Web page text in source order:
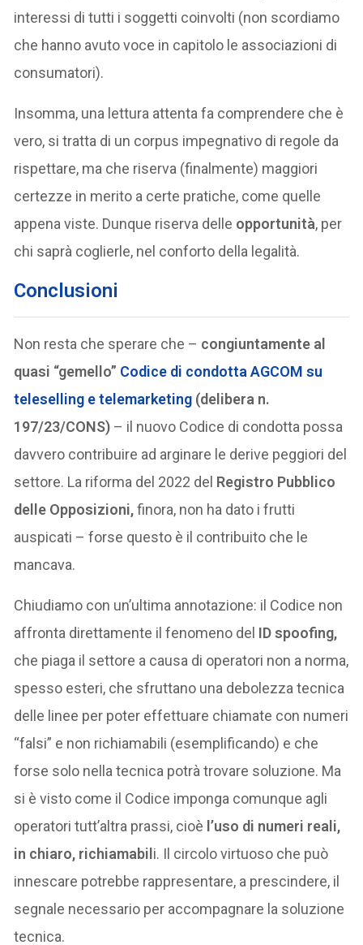
interessi di tutti i soggetti coinvolti (non scordiamo
che hanno avuto voce in capitolo le associazioni di
consumatori).
Insomma, una lettura attenta fa comprendere che è
vero, si tratta di un corpus impegnativo di regole da
rispettare, ma che riserva (finalmente) maggiori
certezze in merito a certe pratiche, come quelle
appena viste. Dunque riserva delle opportunità, per
chi saprà coglierle, nel conforto della legalità.
Conclusioni
Non resta che sperare che – congiuntamente al
quasi “gemello” Codice di condotta AGCOM su
teleselling e telemarketing (delibera n.
197/23/CONS) – il nuovo Codice di condotta possa
davvero contribuire ad arginare le derive peggiori del
settore. La riforma del 2022 del Registro Pubblico
delle Opposizioni,finora, non ha dato i frutti
auspicati – forse questo è il contribuito che le
mancava.
Chiudiamo con un’ultima annotazione: il Codice non
affronta direttamente il fenomeno del ID spoofing,
che piaga il settore a causa di operatori non a norma,
spesso esteri, che sfruttano una debolezza tecnica
delle linee per poter effettuare chiamate con numeri
“falsi” e non richiamabili (esemplificando) e che
forse solo nella tecnica potrà trovare soluzione. Ma
si è visto come il Codice imponga comunque agli
operatori tutt’altra prassi, cioè l’uso di numeri reali,
in chiaro, richiamabil i. Il circolo virtuoso che può
innescare potrebbe rappresentare, a prescindere, il
segnale necessario per accompagnare la soluzione
tecnica.